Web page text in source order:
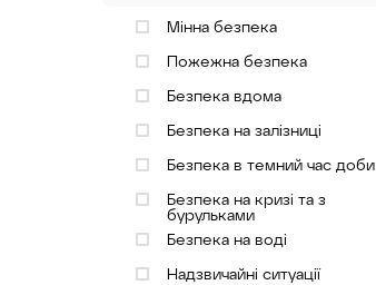
Мінна безпека
Пожежна безпека
Безпека вдома
Безпека на залізниці
Безпека в темний час доби
Безпека на кризі та з
бурульками
Безпека на воді
Надзвичайні ситуації